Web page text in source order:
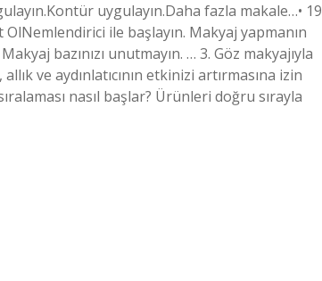
uygulayın.Daha fazla makale…• 19
OlNemlendirici ile başlayın. Makyaj yapmanın
bazınızı unutmayın. … 3. Göz makyajıyla
ve aydınlatıcının etkinizi artırmasına izin
nasıl başlar? Ürünleri doğru sırayla